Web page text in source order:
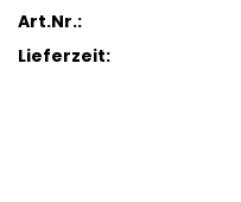
Art.Nr.:
Lieferzeit: